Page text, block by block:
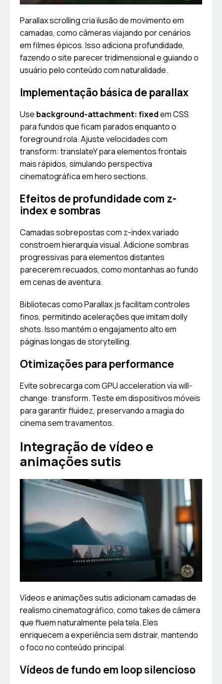
Parallax scrolling cria ilusão de movimento em
camadas, como câmeras viajando por cenários
em filmes épicos. Isso adiciona profundidade,
fazendo o site parecer tridimensional e guiando o
usuário pelo conteúdo com naturalidade.
Implementação básica de parallax
Use background-attachment: fixedem CSS
para fundos que ficam parados enquanto o
foreground rola. Ajuste velocidades com
transform: translateY para elementos frontais
mais rápidos, simulando perspectiva
cinematográfica em hero sections.
Efeitos de profundidade com z-
index e sombras
Camadas sobrepostas com z-index variado
constroem hierarquia visual. Adicione sombras
progressivas para elementos distantes
parecerem recuados, como montanhas ao fundo
em cenas de aventura.
Bibliotecas como Parallax.js facilitam controles
finos, permitindo acelerações que imitam dolly
shots. Isso mantém o engajamento alto em
páginas longas de storytelling.
Otimizações para performance
Evite sobrecarga com GPU acceleration via will-
change: transform. Teste em dispositivos móveis
para garantir fluidez, preservando a magia do
cinema sem travamentos.
Integração de vídeo e
animações sutis
Vídeos e animações sutis adicionam camadas de
realismo cinematográfico, como takes de câmera
que fluem naturalmente pela tela. Eles
enriquecem a experiência sem distrair, mantendo
o foco no conteúdo principal.
Vídeos de fundo em loop silencioso